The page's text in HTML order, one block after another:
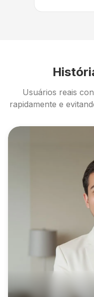
Usuários reais
rapidamente e